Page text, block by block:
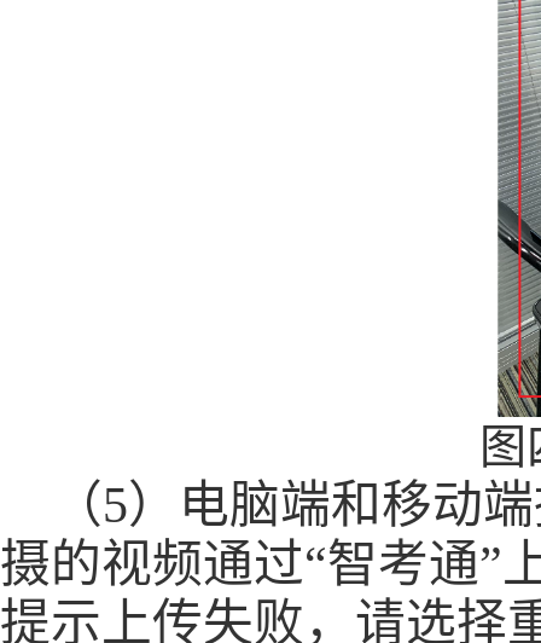
图
（5）
电脑端和移动
摄的视频通过“智考通”
提示上传失败，请选择